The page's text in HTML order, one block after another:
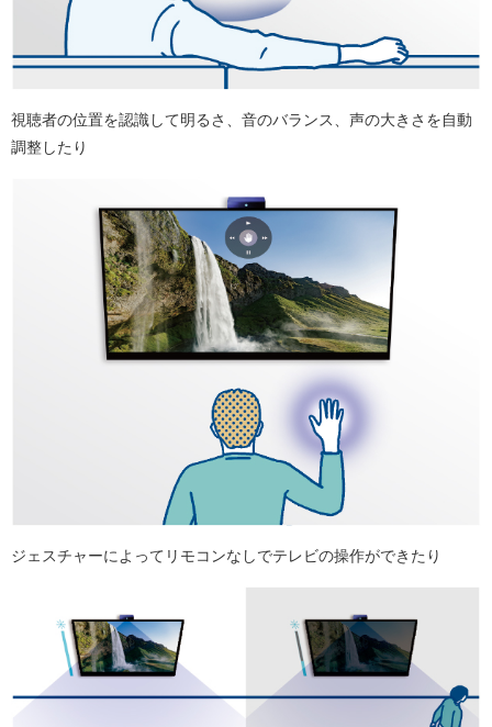
視聴者の位置を認識して明るさ、音のバランス、声の大きさを自動
調整したり
ジェスチャーによってリモコンなしでテレビの操作ができたり